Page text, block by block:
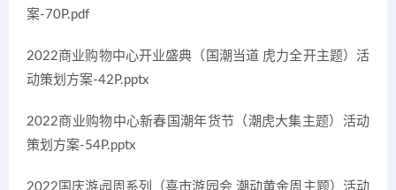
案-70P.pdf
2022商业购物中心开业盛典（国潮当道 虎力全开主题）活
动策划方案-42P.pptx
2022商业购物中心新春国潮年货节（潮虎大集主题）活动
策划方案-54P.pptx
2022国庆游园周系列（喜市游园会 潮动黄金周主题）活动